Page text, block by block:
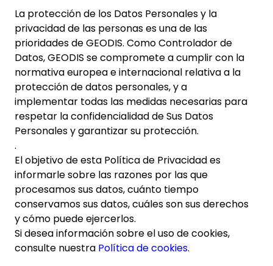
Empleo
Ubicaciones
Seguimiento del envíos
Mexico - ES
La protección de los Datos Personales y la
privacidad de las personas es una de las
prioridades de GEODIS. Como Controlador de
Datos, GEODIS se compromete a cumplir con la
normativa europea e internacional relativa a la
protección de datos personales, y a
implementar todas las medidas necesarias para
respetar la confidencialidad de Sus Datos
Personales y garantizar su protección.
.
El objetivo de esta Política de Privacidad es
informarle sobre las razones por las que
procesamos sus datos, cuánto tiempo
conservamos sus datos, cuáles son sus derechos
y cómo puede ejercerlos.
Si desea información sobre el uso de cookies,
consulte nuestra Política de cookies.